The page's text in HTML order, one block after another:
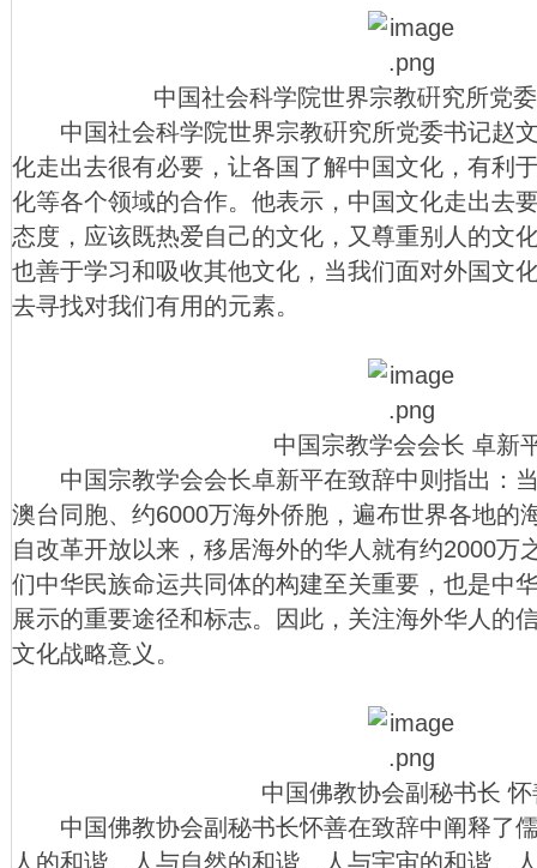
中国社会科学院世界宗教硏究所党委
中国社会科学院世界宗教硏究所党委书记赵
化走出去很有必要，让各国了解中国文化，有利
化等各个领域的合作。他表示，中国文化走出去
态度，应该既热爱自己的文化，又尊重别人的文
也善于学习和吸收其他文化，当我们面对外国文
去寻找对我们有用的元素。
中国宗教学会会长 卓新
中国宗教学会会长卓新平在致辞中则指出：
澳台同胞、约6000万海外侨胞，遍布世界各地的
自改革开放以来，移居海外的华人就有约2000万
们中华民族命运共同体的构建至关重要，也是中
展示的重要途径和标志。因此，关注海外华人的
文化战略意义。
中国佛教协会副秘书长 怀
中国佛教协会副秘书长怀善在致辞中阐释了
人的和谐、人与自然的和谐、人与宇宙的和谐、